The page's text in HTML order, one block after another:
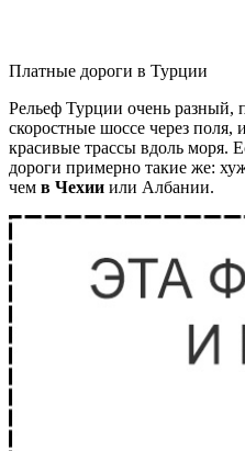
Платные дороги в Турции
Рельеф Турции очень разный,
скоростные шоссе через поля,
красивые трассы вдоль моря.
дороги примерно такие же:
чем в Чехии или Албании.